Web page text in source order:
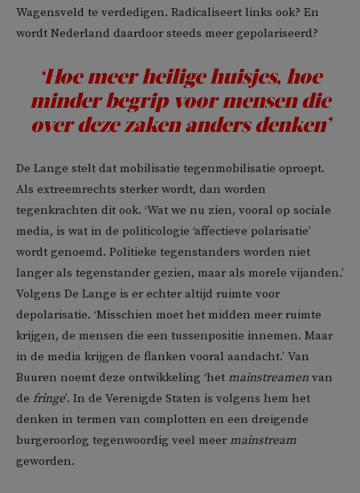
Wagensveld te verdedigen. Radicaliseert links ook? En
wordt Nederland daardoor steeds meer gepolariseerd?
‘Hoe meer heilige huisjes, hoe
minder begrip voor mensen die
over deze zaken anders denken’
De Lange stelt dat mobilisatie tegenmobilisatie oproept.
Als extreemrechts sterker wordt, dan worden
tegenkrachten dit ook. ‘Wat we nu zien, vooral op sociale
media, is wat in de politicologie ‘affectieve polarisatie’
wordt genoemd. Politieke tegenstanders worden niet
langer als tegenstander gezien, maar als morele vijanden.’
Volgens De Lange is er echter altijd ruimte voor
depolarisatie. ‘Misschien moet het midden meer ruimte
krijgen, de mensen die een tussenpositie innemen. Maar
in de media krijgen de flanken vooral aandacht.’ Van
Buuren noemt deze ontwikkeling ‘het mainstreamen van
de fringe’. In de Verenigde Staten is volgens hem het
denken in termen van complotten en een dreigende
burgeroorlog tegenwoordig veel meer mainstream
geworden.